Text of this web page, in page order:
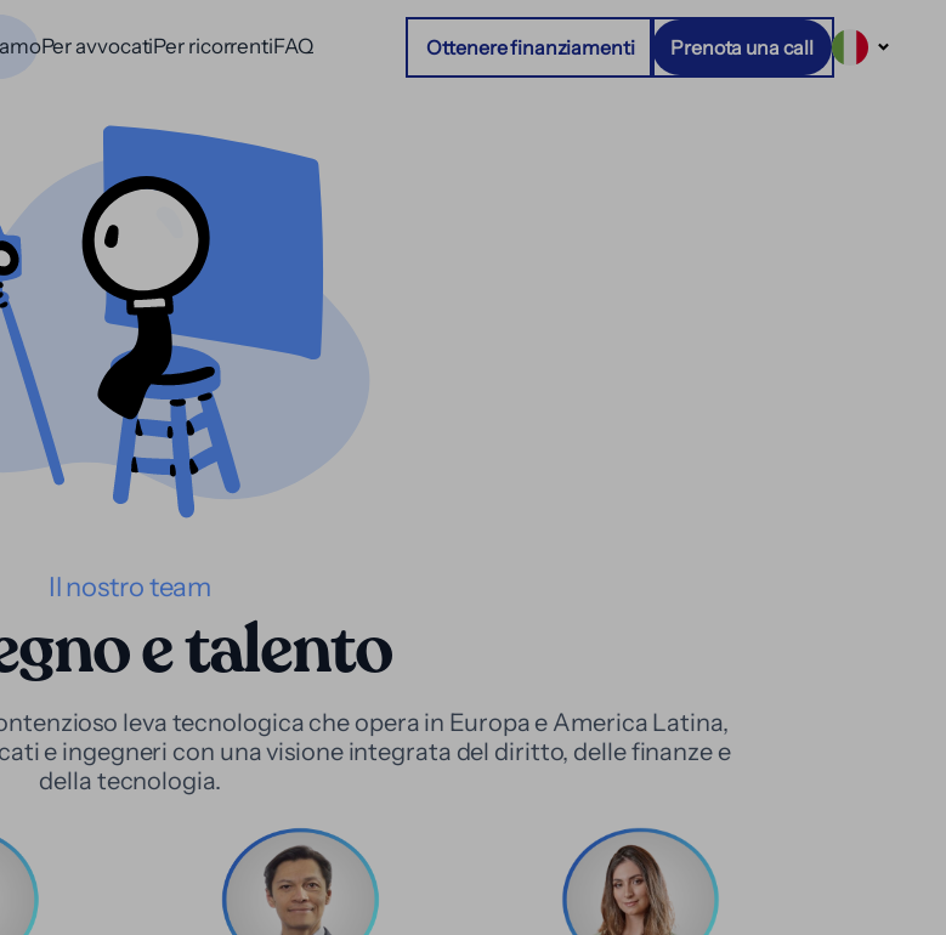
Per avvocatiPer ricorrentiFAQ Ottenere finanziamenti Prenota una call
Il nostro team
e talento
leva tecnologica che opera in Europa e America Latina,
e ingegneri con una visione integrata del diritto, delle finanze e
della tecnologia.